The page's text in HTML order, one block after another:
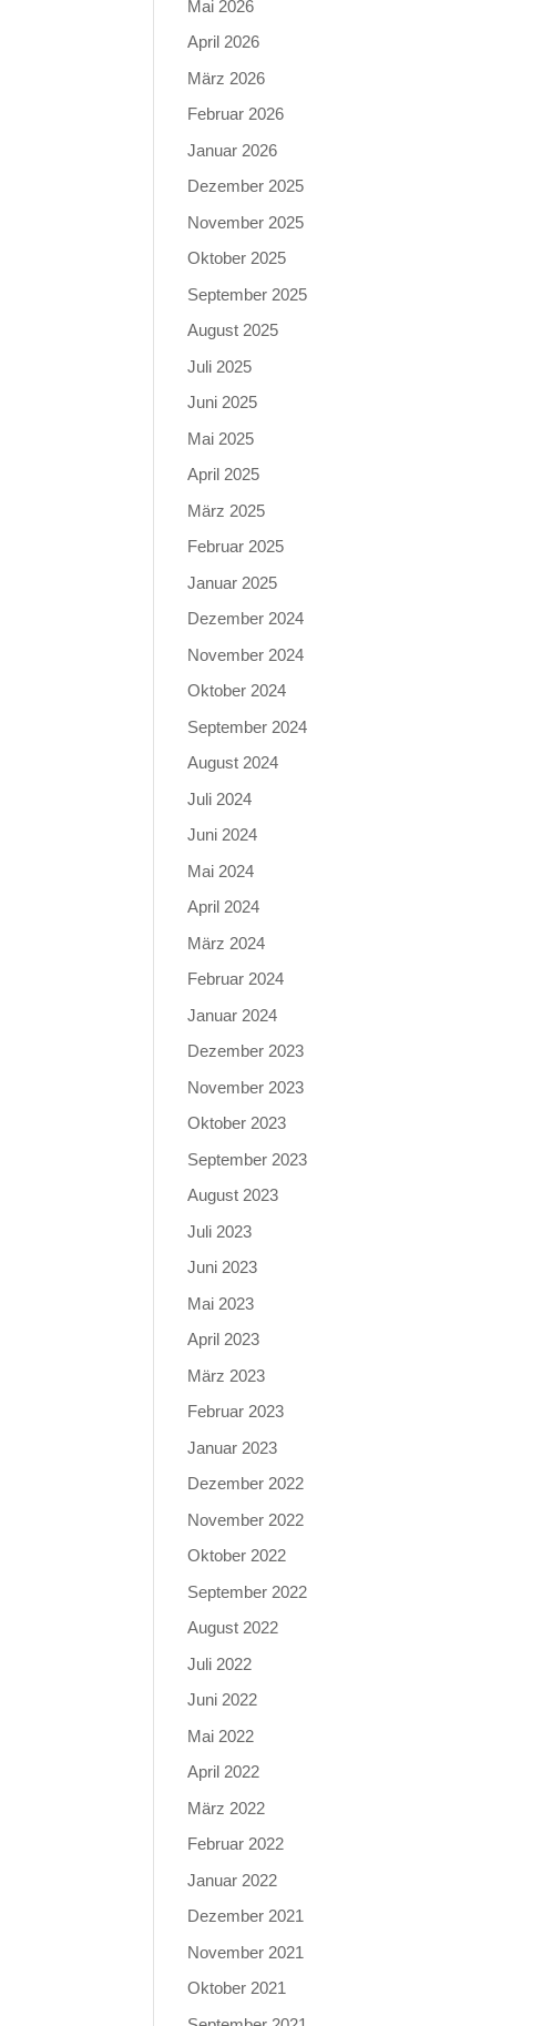
Mai 2026
April 2026
März 2026
Februar 2026
Januar 2026
Dezember 2025
November 2025
Oktober 2025
September 2025
August 2025
Juli 2025
Juni 2025
Mai 2025
April 2025
März 2025
Februar 2025
Januar 2025
Dezember 2024
November 2024
Oktober 2024
September 2024
August 2024
Juli 2024
Juni 2024
Mai 2024
April 2024
März 2024
Februar 2024
Januar 2024
Dezember 2023
November 2023
Oktober 2023
September 2023
August 2023
Juli 2023
Juni 2023
Mai 2023
April 2023
März 2023
Februar 2023
Januar 2023
Dezember 2022
November 2022
Oktober 2022
September 2022
August 2022
Juli 2022
Juni 2022
Mai 2022
April 2022
März 2022
Februar 2022
Januar 2022
Dezember 2021
November 2021
Oktober 2021